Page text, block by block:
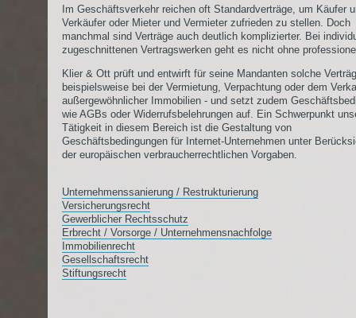
Im Geschäftsverkehr reichen oft Standardverträge, um Käufer
Verkäufer oder Mieter und Vermieter zufrieden zu stellen. Doch
manchmal sind Verträge auch deutlich komplizierter. Bei
zugeschnittenen Vertragswerken geht es nicht ohne
Klier & Ott prüft und entwirft für seine Mandanten solche
beispielsweise bei der Vermietung, Verpachtung oder dem
außergewöhnlicher Immobilien - und setzt zudem
wie AGBs oder Widerrufsbelehrungen auf. Ein Schwerpunkt
Tätigkeit in diesem Bereich ist die Gestaltung von
Geschäftsbedingungen für Internet-Unternehmen unter
der europäischen verbraucherrechtlichen Vorgaben.
Unternehmenssanierung / Restrukturierung
Versicherungsrecht
Gewerblicher Rechtsschutz
Erbrecht / Vorsorge / Unternehmensnachfolge
Immobilienrecht
Gesellschaftsrecht
Stiftungsrecht